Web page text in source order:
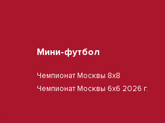
Мини-футбол
Чемпионат Москвы 8х8
Чемпионат Москвы 6х6 2026 г.